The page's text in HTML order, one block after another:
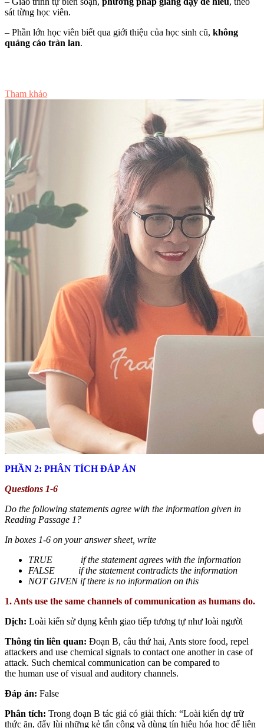
sát từng học viên.
– Phần lớn học viên biết qua giới thiệu của học sinh cũ, không
quảng cáo tràn lan.
Tham khảo
PHẦN 2: PHÂN TÍCH ĐÁP ÁN
Questions 1-6
Do the following statements agree with the information given in
Reading Passage 1?
In boxes 1-6 on your answer sheet, write
TRUE
if the statement agrees with the information
FALSE
if the statement contradicts the information
NOT GIVEN if there is no information on this
1. Ants use the same channels of communication as humans do.
Dịch: Loài kiến sử dụng kênh giao tiếp tương tự như loài người
Thông tin liên quan: Đoạn B, câu thứ hai, Ants store food, repel
attackers and use chemical signals to contact one another in case of
attack. Such chemical communication can be compared to
the human use of visual and auditory channels.
Đáp án: False
Phân tích: Trong đoạn B tác giả có giải thích: “Loài kiến dự trữ
thức ăn, đẩy lùi những kẻ tấn công và dùng tín hiệu hóa học để liên